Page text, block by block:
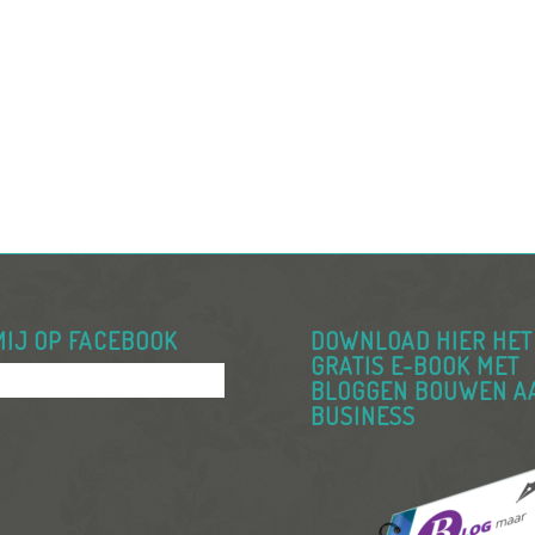
OP FACEBOOK
DOWNLOAD HIER HET
GRATIS E-BOOK MET
BLOGGEN BOUWEN
BUSINESS